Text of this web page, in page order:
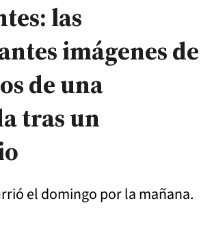
las
imágenes de
de una
tras un
el domingo por la mañana.